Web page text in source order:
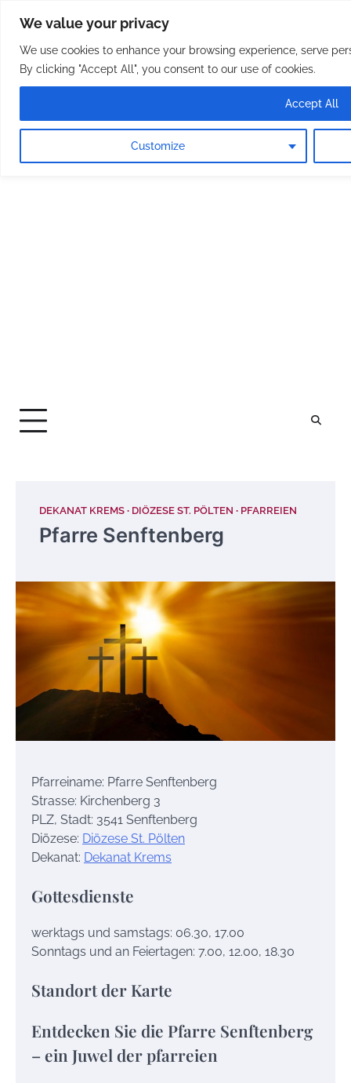
We value your privacy
We use cookies to enhance your browsing experience, serve
By clicking "Accept All", you consent to our use of cookies.
Customize
Accept All
content
Osterreichische Pfarreie
DEKANAT KREMS DIÖZESE ST. PÖLTEN PFARREIEN
Pfarre Senftenberg
Pfarreiname: Pfarre Senftenberg
Strasse: Kirchenberg 3
PLZ, Stadt: 3541 Senftenberg
Diözese: Diözese St. Pölten
Dekanat: Dekanat Krems
Gottesdienste
werktags und samstags: 06.30, 17.00
Sonntags und an Feiertagen: 7.00, 12.00, 18.30
Standort der Karte
Entdecken Sie die Pfarre Senftenberg
– ein Juwel der pfarreien